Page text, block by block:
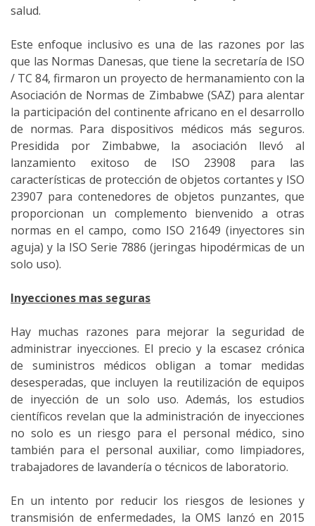
salud.
Este enfoque inclusivo es una de las razones por las
que las Normas Danesas, que tiene la secretaría de ISO
/ TC 84, firmaron un proyecto de hermanamiento con la
Asociación de Normas de Zimbabwe (SAZ) para alentar
la participación del continente africano en el desarrollo
de normas. Para dispositivos médicos más seguros.
Presidida por Zimbabwe, la asociación llevó al
lanzamiento exitoso de ISO 23908 para las
características de protección de objetos cortantes y ISO
23907 para contenedores de objetos punzantes, que
proporcionan un complemento bienvenido a otras
normas en el campo, como ISO 21649 (inyectores sin
aguja) y la ISO Serie 7886 (jeringas hipodérmicas de un
solo uso).
Inyecciones mas seguras
Hay muchas razones para mejorar la seguridad de
administrar inyecciones. El precio y la escasez crónica
de suministros médicos obligan a tomar medidas
desesperadas, que incluyen la reutilización de equipos
de inyección de un solo uso. Además, los estudios
científicos revelan que la administración de inyecciones
no solo es un riesgo para el personal médico, sino
también para el personal auxiliar, como limpiadores,
trabajadores de lavandería o técnicos de laboratorio.
En un intento por reducir los riesgos de lesiones y
transmisión de enfermedades, la OMS lanzó en 2015